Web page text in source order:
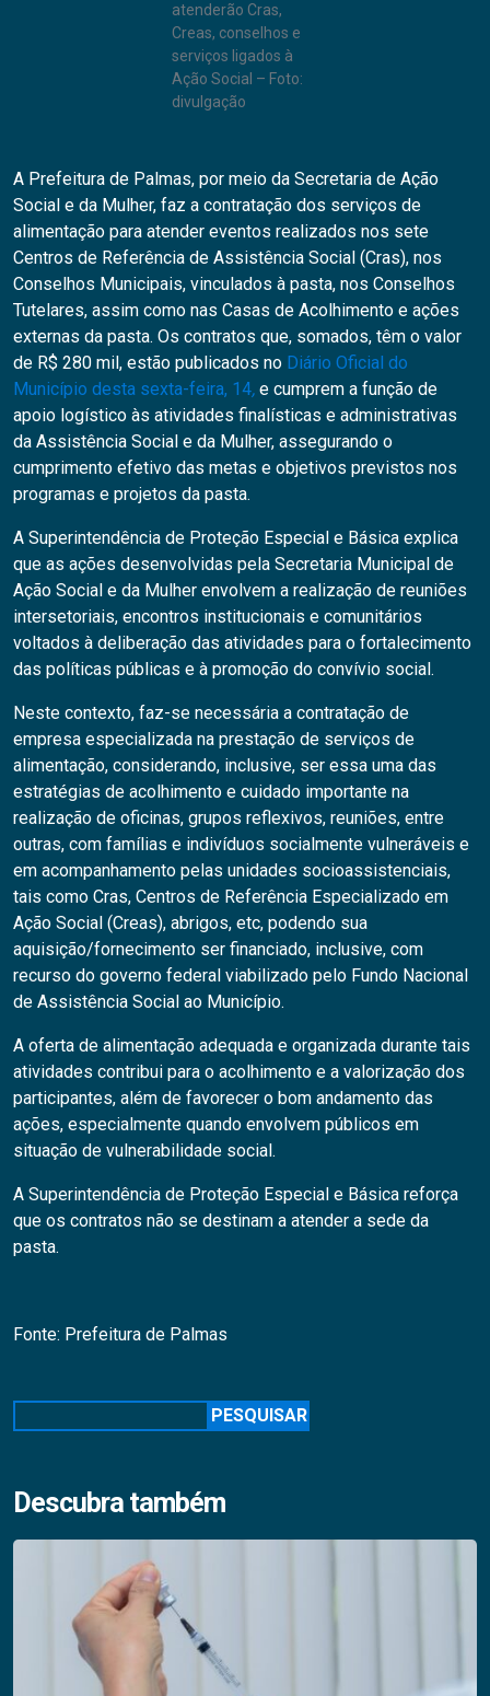
atenderão Cras,
Creas, conselhos e
serviços ligados à
Ação Social – Foto:
divulgação
A Prefeitura de Palmas, por meio da Secretaria de Ação
Social e da Mulher, faz a contratação dos serviços de
alimentação para atender eventos realizados nos sete
Centros de Referência de Assistência Social (Cras), nos
Conselhos Municipais, vinculados à pasta, nos Conselhos
Tutelares, assim como nas Casas de Acolhimento e ações
externas da pasta. Os contratos que, somados, têm o valor
de R$ 280 mil, estão publicados no Diário Oficial do
Município desta sexta-feira, 14, e cumprem a função de
apoio logístico às atividades finalísticas e administrativas
da Assistência Social e da Mulher, assegurando o
cumprimento efetivo das metas e objetivos previstos nos
programas e projetos da pasta.
A Superintendência de Proteção Especial e Básica explica
que as ações desenvolvidas pela Secretaria Municipal de
Ação Social e da Mulher envolvem a realização de reuniões
intersetoriais, encontros institucionais e comunitários
voltados à deliberação das atividades para o fortalecimento
das políticas públicas e à promoção do convívio social.
Neste contexto, faz-se necessária a contratação de
empresa especializada na prestação de serviços de
alimentação, considerando, inclusive, ser essa uma das
estratégias de acolhimento e cuidado importante na
realização de oficinas, grupos reflexivos, reuniões, entre
outras, com famílias e indivíduos socialmente vulneráveis e
em acompanhamento pelas unidades socioassistenciais,
tais como Cras, Centros de Referência Especializado em
Ação Social (Creas), abrigos, etc, podendo sua
aquisição/fornecimento ser financiado, inclusive, com
recurso do governo federal viabilizado pelo Fundo Nacional
de Assistência Social ao Município.
A oferta de alimentação adequada e organizada durante tais
atividades contribui para o acolhimento e a valorização dos
participantes, além de favorecer o bom andamento das
ações, especialmente quando envolvem públicos em
situação de vulnerabilidade social.
A Superintendência de Proteção Especial e Básica reforça
que os contratos não se destinam a atender a sede da
pasta.
Fonte: Prefeitura de Palmas
PESQUISAR
Descubra também